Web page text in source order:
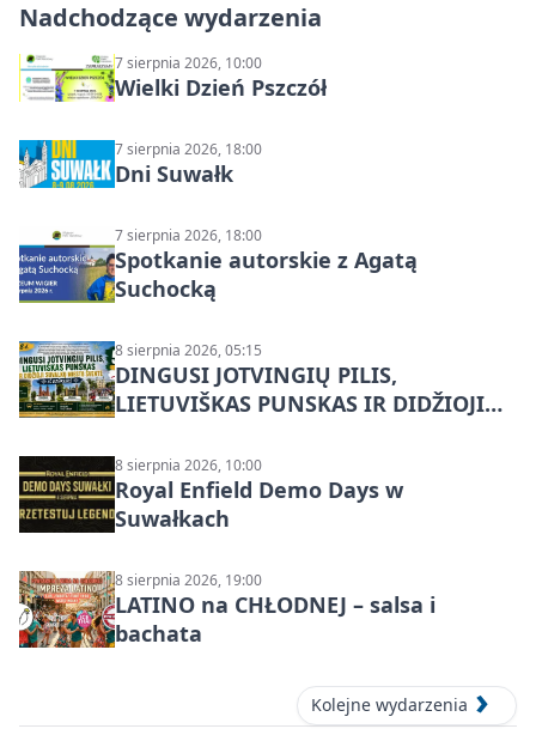
Nadchodzące wydarzenia
7 sierpnia 2026, 10:00
Wielki Dzień Pszczół
7 sierpnia 2026, 18:00
Dni Suwałk
7 sierpnia 2026, 18:00
Spotkanie autorskie z Agatą
Suchocką
8 sierpnia 2026, 05:15
DINGUSI JOTVINGIŲ PILIS,
LIETUVIŠKAS PUNSKAS IR DIDŽIOJI
DZŪKIJOS – jednodienė kelionė
8 sierpnia 2026, 10:00
Royal Enfield Demo Days w
Suwałkach
8 sierpnia 2026, 19:00
LATINO na CHŁODNEJ – salsa i
bachata
Kolejne wydarzenia